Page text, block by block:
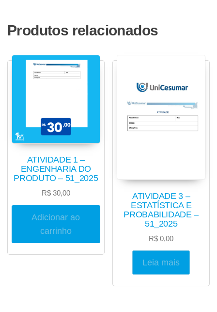
Produtos relacionados
ATIVIDADE 1 –
ENGENHARIA DO
PRODUTO – 51_2025
R$30,00
Adicionar ao
carrinho
ATIVIDADE 3 –
ESTATÍSTICA E
PROBABILIDADE –
51_2025
R$ 0,00
Leia mais